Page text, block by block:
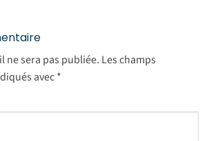
ne sera pas publiée. Les champs
avec*